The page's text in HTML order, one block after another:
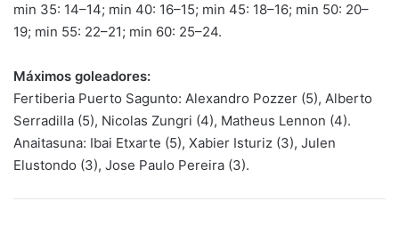
min 35: 14–14; min 40: 16–15; min 45: 18–16; min 50: 20–
19; min 55: 22–21; min 60: 25–24.
Máximos goleadores:
Fertiberia Puerto Sagunto: Alexandro Pozzer (5), Alberto
Serradilla (5), Nicolas Zungri (4), Matheus Lennon (4).
Anaitasuna: Ibai Etxarte (5), Xabier Isturiz (3), Julen
Elustondo (3), Jose Paulo Pereira (3).